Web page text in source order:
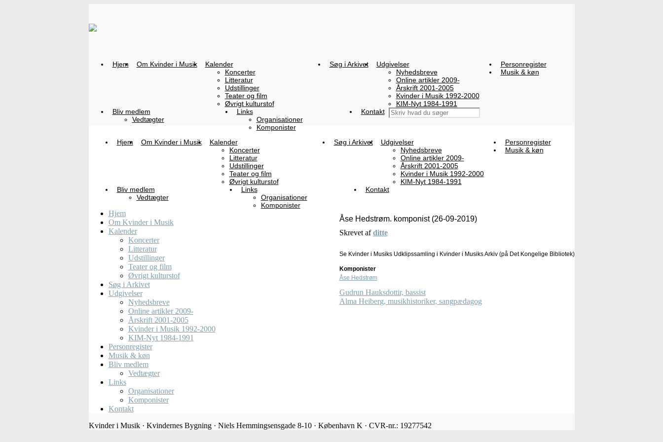
Hjem Om Kvinder i Musik
Kalender
Koncerter
Litteratur
Udstillinger
Teater og film
Øvrigt kulturstof
Søg i Arkivet
Udgivelser
Nyhedsbreve
Online artikler 2009-
Årskrift 2001-2005
Kvinder i Musik 1992-2000
KIM-Nyt 1984-1991
Personregister
Musik & køn
Bliv medlem
Vedtægter
Links
Organisationer
Komponister
Kontakt
Hjem Om Kvinder i Musik
Kalender
Koncerter
Litteratur
Udstillinger
Teater og film
Øvrigt kulturstof
Søg i Arkivet
Udgivelser
Nyhedsbreve
Online artikler 2009-
Årskrift 2001-2005
Kvinder i Musik 1992-2000
KIM-Nyt 1984-1991
Personregister
Musik & køn
Bliv medlem
Vedtægter
Links
Organisationer
Komponister
Kontakt
Åse Hedstrøm. komponist (26-09-2019)
Skrevet afditte
Se Kvinder i Musiks Udklipssamling i Kvinder i Musiks Arkiv (på Det Kongelige Bibliotek)
Komponister
Åse Hedstrøm
Gudrun Hauksdottir, bassist
Alma Heiberg, musikhistoriker, sangpædagog
Hjem
Om Kvinder i Musik
Kalender
Koncerter
Litteratur
Udstillinger
Teater og film
Øvrigt kulturstof
Søg i Arkivet
Udgivelser
Nyhedsbreve
Online artikler 2009-
Årskrift 2001-2005
Kvinder i Musik 1992-2000
KIM-Nyt 1984-1991
Personregister
Musik & køn
Bliv medlem
Vedtægter
Links
Organisationer
Komponister
Kontakt
Kvinder i Musik · Kvindernes Bygning · Niels Hemmingsensgade 8-10 · København K · CVR-nr.: 19277542